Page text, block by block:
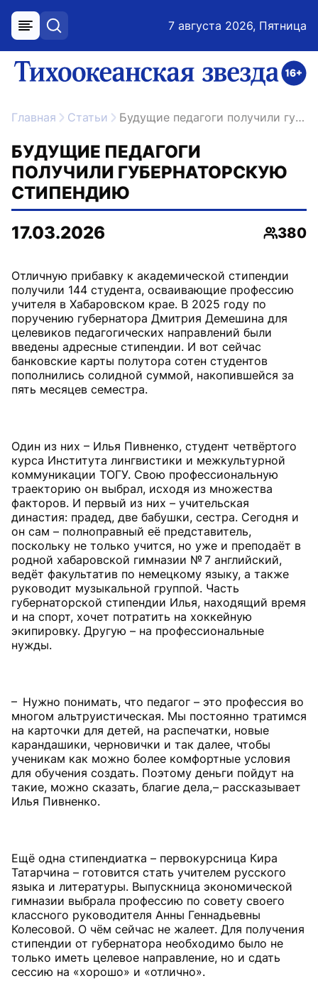
меню поиск 7 августа 2026, Пятница
ссылка на главную
Главная Статьи Будущие педагоги получили губернаторскую стипендию
БУДУЩИЕ ПЕДАГОГИ
ПОЛУЧИЛИ ГУБЕРНАТОРСКУЮ
СТИПЕНДИЮ
17.03.2026
380
Отличную прибавку к академической стипендии
получили 144 студента, осваивающие профессию
учителя в Хабаровском крае. В 2025 году по
поручению губернатора Дмитрия Демешина для
целевиков педагогических направлений были
введены адресные стипендии. И вот сейчас
банковские карты полутора сотен студентов
пополнились солидной суммой, накопившейся за
пять месяцев семестра.
Один из них – Илья Пивненко, студент четвёртого
курса Института лингвистики и межкультурной
коммуникации ТОГУ. Свою профессиональную
траекторию он выбрал, исходя из множества
факторов. И первый из них – учительская
династия: прадед, две бабушки, сестра. Сегодня и
он сам – полноправный её представитель,
поскольку не только учится, но уже и преподаёт в
родной хабаровской гимназии № 7 английский,
ведёт факультатив по немецкому языку, а также
руководит музыкальной группой. Часть
губернаторской стипендии Илья, находящий время
и на спорт, хочет потратить на хоккейную
экипировку. Другую – на профессиональные
нужды.
– Нужно понимать, что педагог – это профессия во
многом альтруистическая. Мы постоянно тратимся
на карточки для детей, на распечатки, новые
карандашики, черновички и так далее, чтобы
ученикам как можно более комфортные условия
для обучения создать. Поэтому деньги пойдут на
такие, можно сказать, благие дела, – рассказывает
Илья Пивненко.
Ещё одна стипендиатка – первокурсница Кира
Татарчина – готовится стать учителем русского
языка и литературы. Выпускница экономической
гимназии выбрала профессию по совету своего
классного руководителя Анны Геннадьевны
Колесовой. О чём сейчас не жалеет. Для получения
стипендии от губернатора необходимо было не
только иметь целевое направление, но и сдать
сессию на «хорошо» и «отлично».